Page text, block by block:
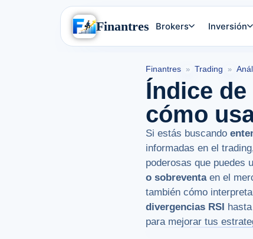
Finantres Brokers Inversión
Finantres » Trading »
Índice
cómo
Si estás buscando
informadas en el
poderosas que puedes
o sobreventaen el
también cómo
divergencias RSI
para mejorar tus